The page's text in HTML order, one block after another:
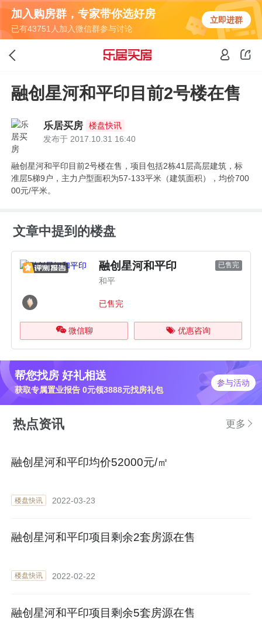
加入购房群，专家带你选好房
已有43751人加入微信群参与讨论
立即进群
融创星河和平印目前2号楼在售
乐居买房
楼盘快讯
发布于 2017.10.31 16:40
融创星河和平印目前2号楼在售，项目包括2栋41层高层建筑，标
准层5梯9户，主力户型面积为57-133平米（建筑面积），均价700
00元/平米。
文章中提到的楼盘
融创星河和平印 已售完
和平
已售完
微信聊 优惠咨询
帮您找房 好礼相送
获取专属置业报告 0元领3888元找房礼包
参与活动
热点资讯 更多
融创星河和平印均价52000元/㎡
楼盘快讯 2022-03-23
融创星河和平印项目剩余2套房源在售
楼盘快讯 2022-02-22
融创星河和平印项目剩余5套房源在售